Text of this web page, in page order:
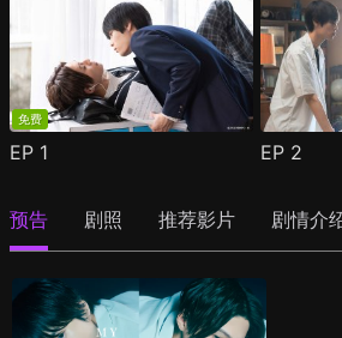
免费
EP 1 EP 2
预告 剧照 推荐影片 剧情介